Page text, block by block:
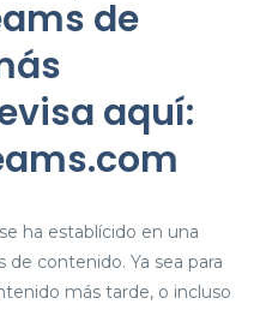
de
aquí:
ha establícido en una
de contenido. Ya sea para
más tarde, o incluso